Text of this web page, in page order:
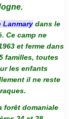
Lanmarydans le
Ce camp ne
et ferme dans
familles, toutes
les enfants
il ne reste
forêt domaniale